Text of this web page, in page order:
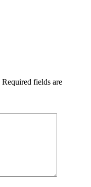
Required fields are